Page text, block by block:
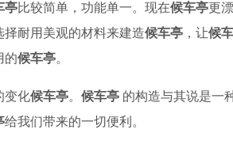
亭比较简单，功能单一。现在候车亭更
耐用美观的材料来建造候车亭 ，让候
的候车亭。
变化候车亭。 候车亭 的构造与其说是一
给我们带来的一切便利。